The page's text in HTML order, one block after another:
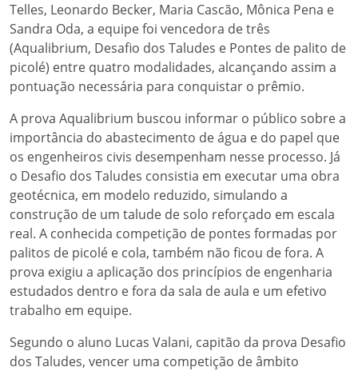
Telles, Leonardo Becker, Maria Cascão, Mônica Pena e
Sandra Oda, a equipe foi vencedora de três
(Aqualibrium, Desafio dos Taludes e Pontes de palito de
picolé) entre quatro modalidades, alcançando assim a
pontuação necessária para conquistar o prêmio.
A prova Aqualibrium buscou informar o público sobre a
importância do abastecimento de água e do papel que
os engenheiros civis desempenham nesse processo. Já
o Desafio dos Taludes consistia em executar uma obra
geotécnica, em modelo reduzido, simulando a
construção de um talude de solo reforçado em escala
real. A conhecida competição de pontes formadas por
palitos de picolé e cola, também não ficou de fora. A
prova exigiu a aplicação dos princípios de engenharia
estudados dentro e fora da sala de aula e um efetivo
trabalho em equipe.
Segundo o aluno Lucas Valani, capitão da prova Desafio
dos Taludes, vencer uma competição de âmbito